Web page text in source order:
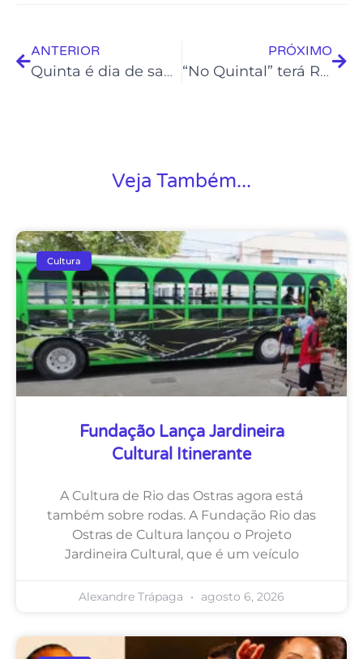
ANTERIOR
Quinta é dia de samba no Projeto Soul da casa
PRÓXIMO
“No Quintal” terá Roda de Dança Circular neste sábado
Veja Também...
Cultura
Fundação Lança Jardineira
Cultural Itinerante
A Cultura de Rio das Ostras agora está
também sobre rodas. A Fundação Rio das
Ostras de Cultura lançou o Projeto
Jardineira Cultural, que é um veículo
Alexandre Trápaga agosto 6, 2026